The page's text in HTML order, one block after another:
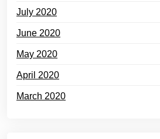
July 2020
June 2020
May 2020
April 2020
March 2020